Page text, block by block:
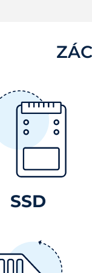
SSD